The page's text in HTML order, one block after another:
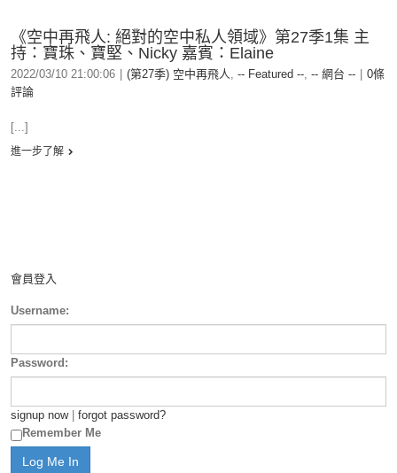
《空中再飛人: 絕對的空中私人領域》第27季1集 主
持：寶珠、寶堅、Nicky 嘉賓：Elaine
2022/03/10 21:00:06 (第27季) 空中再飛人, -- Featured --, -- 網台 --
0條
評論
[...]
進一步了解
會員登入
Username:
Password:
signup now| forgot password?
Remember Me